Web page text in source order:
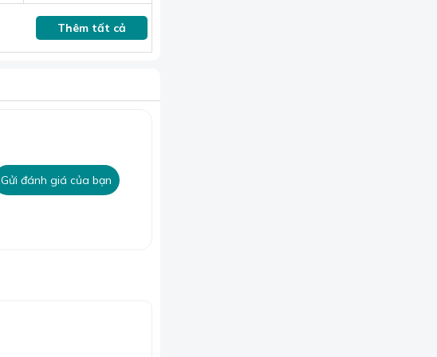
Thêm tất cả
Gửi đánh giá của bạn